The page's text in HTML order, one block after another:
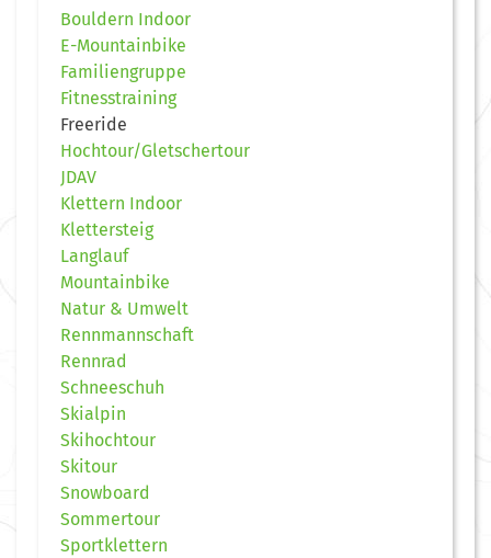
Bouldern Indoor
E-Mountainbike
Familiengruppe
Fitnesstraining
Freeride
Hochtour/Gletschertour
JDAV
Klettern Indoor
Klettersteig
Langlauf
Mountainbike
Natur & Umwelt
Rennmannschaft
Rennrad
Schneeschuh
Skialpin
Skihochtour
Skitour
Snowboard
Sommertour
Sportklettern